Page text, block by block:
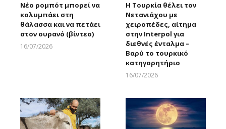
Νέο ρομπότ μπορεί να
κολυμπάει στη
θάλασσα και να πετάει
στον ουρανό (βίντεο)
16/07/2026
Η Τουρκία θέλει τον
Νετανιάχου με
χειροπέδες, αίτημα
στην Interpol για
διεθνές ένταλμα –
Βαρύ το τουρκικό
κατηγορητήριο
16/07/2026